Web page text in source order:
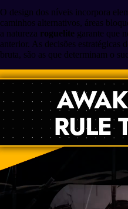
O design dos níveis incorpora
caminhos alternativos, áreas
a natureza roguelite garante que
anterior. As decisões estratégicas
bruta, são as que determinam o